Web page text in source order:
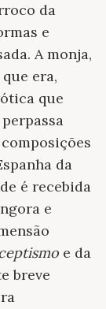
da
e
A monja,
era,
que
da
é recebida
e
e da
breve